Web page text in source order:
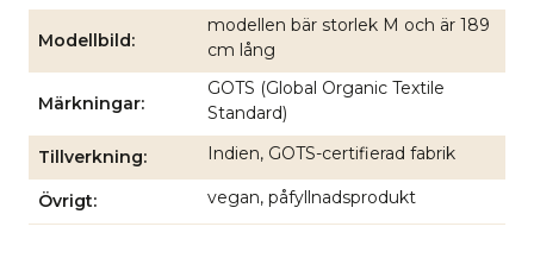
Modellbild
modellen bär storlek M och är 189
cm lång
Märkningar
GOTS (Global Organic Textile
Standard)
Tillverkning Indien, GOTS-certifierad fabrik
Övrigt vegan, påfyllnadsprodukt